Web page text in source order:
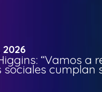
“Vamos a
sociales cumplan